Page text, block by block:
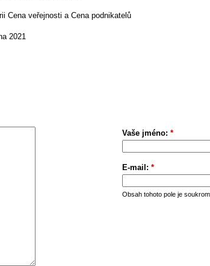
Cena veřejnosti a Cena podnikatelů
2021
Vaše jméno: *
E-mail: *
Obsah tohoto pole je